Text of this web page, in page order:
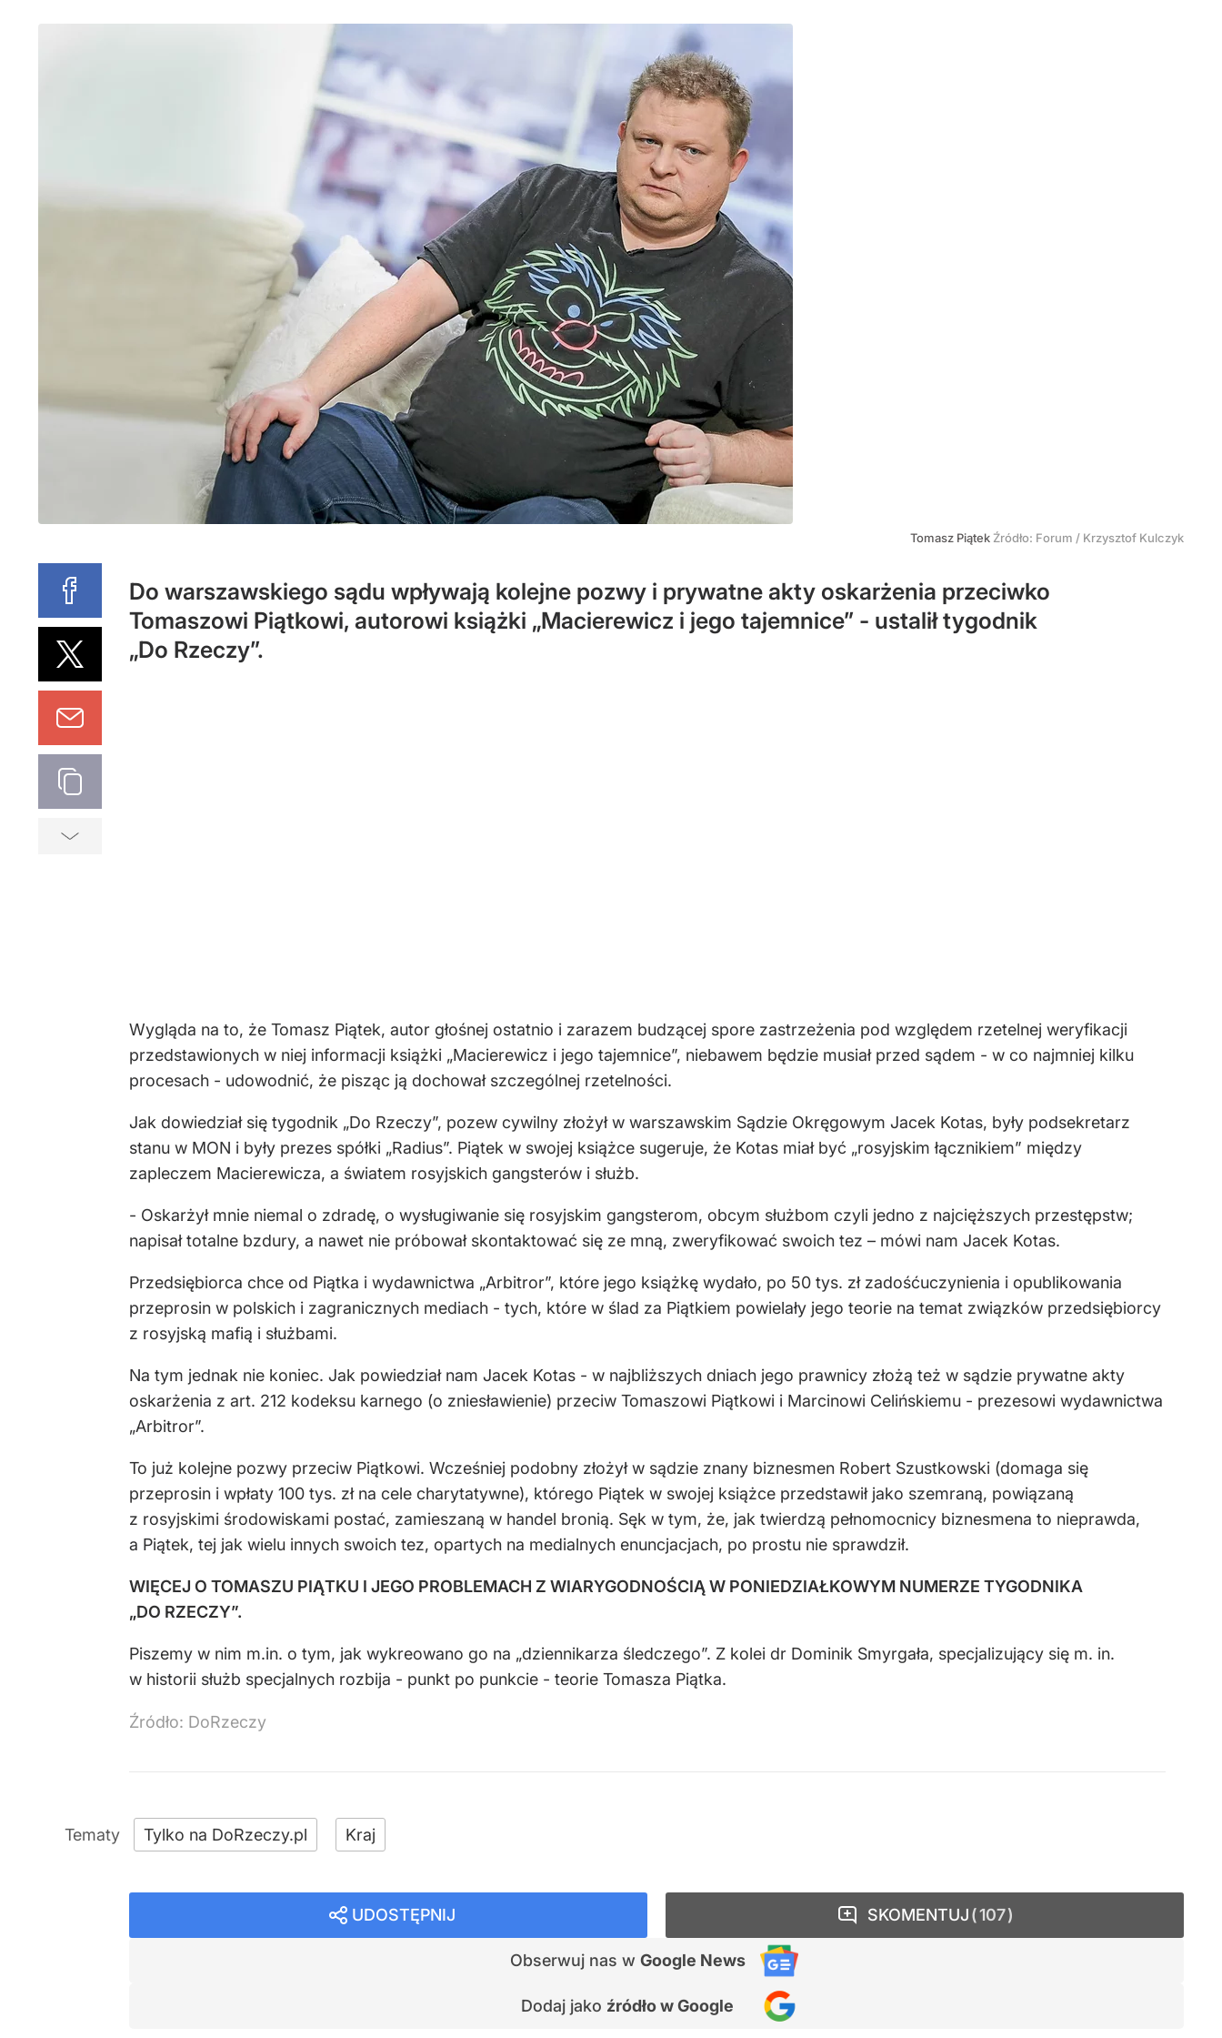
Tomasz Piątek Źródło: Forum / Krzysztof Kulczyk
Do warszawskiego sądu wpływają kolejne pozwy i prywatne akty oskarżenia przeciwko
Tomaszowi Piątkowi, autorowi książki „Macierewicz i jego tajemnice” - ustalił tygodnik
„Do Rzeczy”.
Wygląda na to, że Tomasz Piątek, autor głośnej ostatnio i zarazem budzącej spore zastrzeżenia pod względem rzetelnej weryfikacji
przedstawionych w niej informacji książki „Macierewicz i jego tajemnice”, niebawem będzie musiał przed sądem - w co najmniej kilku
procesach - udowodnić, że pisząc ją dochował szczególnej rzetelności.
Jak dowiedział się tygodnik „Do Rzeczy”, pozew cywilny złożył w warszawskim Sądzie Okręgowym Jacek Kotas, były podsekretarz
stanu w MON i były prezes spółki „Radius”. Piątek w swojej książce sugeruje, że Kotas miał być „rosyjskim łącznikiem” między
zapleczem Macierewicza, a światem rosyjskich gangsterów i służb.
- Oskarżył mnie niemal o zdradę, o wysługiwanie się rosyjskim gangsterom, obcym służbom czyli jedno z najcięższych przestępstw;
napisał totalne bzdury, a nawet nie próbował skontaktować się ze mną, zweryfikować swoich tez – mówi nam Jacek Kotas.
Przedsiębiorca chce od Piątka i wydawnictwa „Arbitror”, które jego książkę wydało, po 50 tys. zł zadośćuczynienia i opublikowania
przeprosin w polskich i zagranicznych mediach - tych, które w ślad za Piątkiem powielały jego teorie na temat związków przedsiębiorcy
z rosyjską mafią i służbami.
Na tym jednak nie koniec. Jak powiedział nam Jacek Kotas - w najbliższych dniach jego prawnicy złożą też w sądzie prywatne akty
oskarżenia z art. 212 kodeksu karnego (o zniesławienie) przeciw Tomaszowi Piątkowi i Marcinowi Celińskiemu - prezesowi wydawnictwa
„Arbitror”.
To już kolejne pozwy przeciw Piątkowi. Wcześniej podobny złożył w sądzie znany biznesmen Robert Szustkowski (domaga się
przeprosin i wpłaty 100 tys. zł na cele charytatywne), którego Piątek w swojej książce przedstawił jako szemraną, powiązaną
z rosyjskimi środowiskami postać, zamieszaną w handel bronią. Sęk w tym, że, jak twierdzą pełnomocnicy biznesmena to nieprawda,
a Piątek, tej jak wielu innych swoich tez, opartych na medialnych enuncjacjach, po prostu nie sprawdził.
WIĘCEJ O TOMASZU PIĄTKU I JEGO PROBLEMACH Z WIARYGODNOŚCIĄ W PONIEDZIAŁKOWYM NUMERZE TYGODNIKA
„DO RZECZY”.
Piszemy w nim m.in. o tym, jak wykreowano go na „dziennikarza śledczego”. Z kolei dr Dominik Smyrgała, specjalizujący się m. in.
w historii służb specjalnych rozbija - punkt po punkcie - teorie Tomasza Piątka.
Źródło: DoRzeczy
Tylko na DoRzeczy.pl Kraj
UDOSTĘPNIJ
Obserwuj nas w Google News
Dodaj jako źródło w Google
SKOMENTUJ 107